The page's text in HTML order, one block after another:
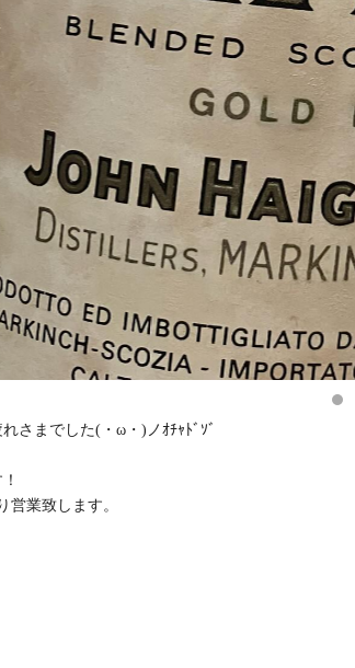
さまでした(・ω・)ノｵﾁｬﾄﾞｿﾞ
営業致します。